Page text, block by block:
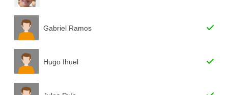
Gabriel Ramos
Hugo Ihuel